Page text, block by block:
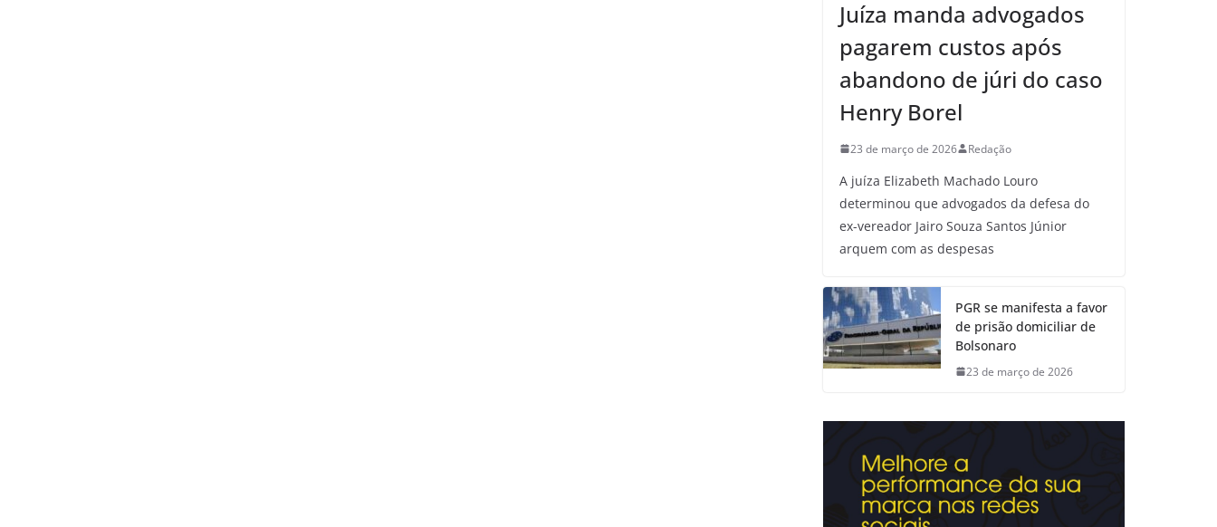
Juíza manda advogados
pagarem custos após
abandono de júri do caso
Henry Borel
23 de março de 2026 Redação
A juíza Elizabeth Machado Louro
determinou que advogados da defesa do
ex-vereador Jairo Souza Santos Júnior
arquem com as despesas
PGR se manifesta a favor
de prisão domiciliar de
Bolsonaro
23 de março de 2026